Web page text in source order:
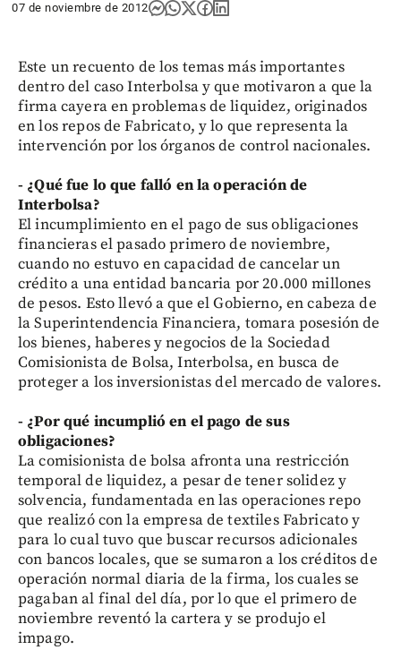
07 de noviembre de 2012
Este un recuento de los temas más importantes
dentro del caso Interbolsa y que motivaron a que la
firma cayera en problemas de liquidez, originados
en los repos de Fabricato, y lo que representa la
intervención por los órganos de control nacionales.
- ¿Qué fue lo que falló en la operación de
Interbolsa?
El incumplimiento en el pago de sus obligaciones
financieras el pasado primero de noviembre,
cuando no estuvo en capacidad de cancelar un
crédito a una entidad bancaria por 20.000 millones
de pesos. Esto llevó a que el Gobierno, en cabeza de
la Superintendencia Financiera, tomara posesión de
los bienes, haberes y negocios de la Sociedad
Comisionista de Bolsa, Interbolsa, en busca de
proteger a los inversionistas del mercado de valores.
- ¿Por qué incumplió en el pago de sus
obligaciones?
La comisionista de bolsa afronta una restricción
temporal de liquidez, a pesar de tener solidez y
solvencia, fundamentada en las operaciones repo
que realizó con la empresa de textiles Fabricato y
para lo cual tuvo que buscar recursos adicionales
con bancos locales, que se sumaron a los créditos de
operación normal diaria de la firma, los cuales se
pagaban al final del día, por lo que el primero de
noviembre reventó la cartera y se produjo el
impago.